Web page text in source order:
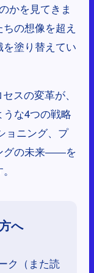
かを見てきま
の想像を超え
塗り替えてい
スの変革が、
な4つの戦略
ニング、プ
グの未来――を
へ
ク（また読